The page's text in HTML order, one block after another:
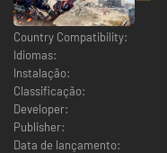
Country Compatibility:
Idiomas:
Instalação:
Classificação:
Developer:
Publisher:
Data de lançamento: